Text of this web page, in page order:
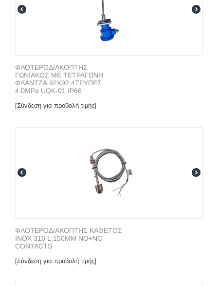
ΦΛΟΤΕΡΟΔΙΑΚΟΠΤΗΣ
ΓΩΝΙΑΚΟΣ ΜΕ ΤΕΤΡΑΓΩΝΗ
ΦΛΑΝΤΖΑ 92X92 4ΤΡΥΠΕΣ
4.0MPa UQK-01 IP66
[Σύνδεση για προβολή τιμής]
ΦΛΟΤΕΡΟΔΙΑΚΟΠΤΗΣ ΚΑΘΕΤΟΣ
INOX 316 L:150MM NO+NC
CONTACTS
[Σύνδεση για προβολή τιμής]